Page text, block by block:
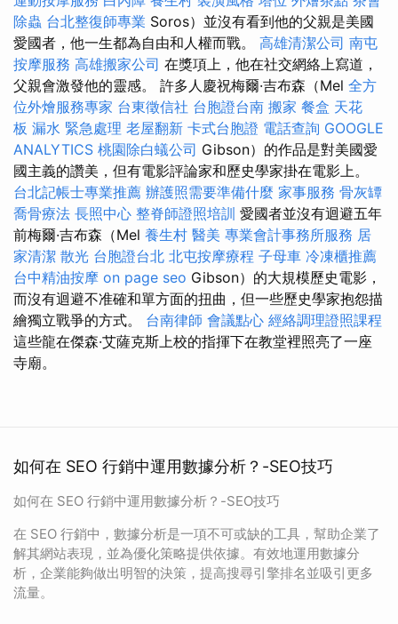
除蟲 台北整復師專業 Soros）並沒有看到他的父親是美國
愛國者，他一生都為自由和人權而戰。 高雄清潔公司 南屯
按摩服務 高雄搬家公司 在獎項上，他在社交網絡上寫道，
父親會激發他的靈感。 許多人慶祝梅爾·吉布森（Mel 全方
位外燴服務專家 台東徵信社 台胞證台南 搬家 餐盒 天花
板 漏水 緊急處理 老屋翻新 卡式台胞證 電話查詢 GOOGLE
ANALYTICS 桃園除白蟻公司 Gibson）的作品是對美國愛
國主義的讚美，但有電影評論家和歷史學家掛在電影上。
台北記帳士專業推薦 辦護照需要準備什麼 家事服務 骨灰罈
喬骨療法 長照中心 整脊師證照培訓 愛國者並沒有迴避五年
前梅爾·吉布森（Mel 養生村 醫美 專業會計事務所服務 居
家清潔 散光 台胞證台北 北屯按摩療程 子母車 冷凍櫃推薦
台中精油按摩 on page seo Gibson）的大規模歷史電影，
而沒有迴避不准確和單方面的扭曲，但一些歷史學家抱怨描
繪獨立戰爭的方式。 台南律師 會議點心 經絡調理證照課程
這些龍在傑森·艾薩克斯上校的指揮下在教堂裡照亮了一座
寺廟。
如何在 SEO 行銷中運用數據分析？-SEO技巧
如何在 SEO 行銷中運用數據分析？-SEO技巧
在 SEO 行銷中，數據分析是一項不可或缺的工具，幫助企業了
解其網站表現，並為優化策略提供依據。有效地運用數據分
析，企業能夠做出明智的決策，提高搜尋引擎排名並吸引更多
流量。